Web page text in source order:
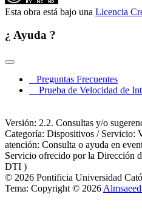
Esta obra está bajo una Licencia
¿ Ayuda ?
Preguntas Frecuentes
Prueba de Velocidad de
Versión: 2.2. Consultas y/o
Categoría: Dispositivos / Servicio:
atención: Consulta o ayuda en
Servicio ofrecido por la Dirección
DTI )
© 2026 Pontificia Universidad
Tema: Copyright © 2026